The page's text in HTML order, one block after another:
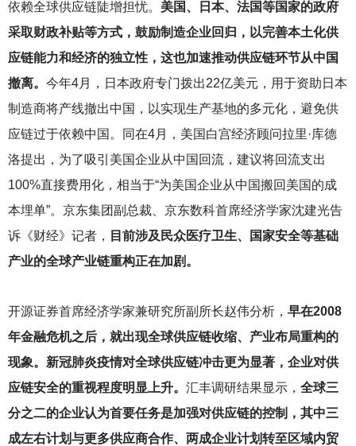
依赖全球供应链陡增担忧。 美国、日本、法国等国家的政府
采取财政补贴等方式，鼓励制造企业回归，以完善本土化供
应链能力和经济的独立性，这也加速推动供应链环节从中国
撤离。 今年4月，日本政府专门拨出22亿美元，用于资助日本
制造商将产线撤出中国，以实现生产基地的多元化，避免供
应链过于依赖中国。同在4月，美国白宫经济顾问拉里·库德
洛提出，为了吸引美国企业从中国回流，建议将回流支出
100%直接费用化，相当于“为美国企业从中国搬回美国的成
本埋单”。京东集团副总裁、京东数科首席经济学家沈建光告
诉《财经》记者，
目前涉及民众医疗卫生、国家安全等基础
产业的全球产业链重构正在加剧。
开源证券首席经济学家兼研究所副所长赵伟分析， 早在2008
年金融危机之后，就出现全球供应链收缩、产业布局重构的
现象。新冠肺炎疫情对全球供应链冲击更为显著，企业对供
应链安全的重视程度明显上升。 汇丰调研结果显示， 全球三
分之二的企业认为首要任务是加强对供应链的控制，其中三
成左右计划与更多供应商合作、两成企业计划转至区域内贸